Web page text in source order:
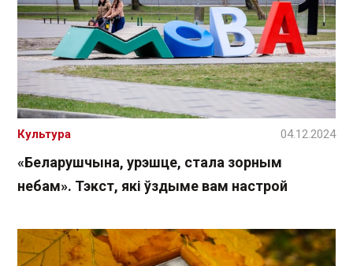
«Беларушчына, урэшце, стала зорным
небам». Тэкст, які ўздыме вам настрой
Культура 04.12.2024